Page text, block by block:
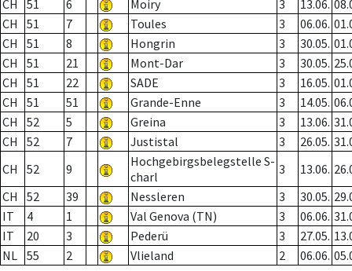
CH 51 6 Moiry 3 13.06.
CH
51 7 Toules 3 06.06.
CH
51 8 Hongrin 3 30.05.
CH
51 21 Mont-Dar 3 30.05.
CH
51 22 SADE 3 16.05.
CH
51 51 Grande-Enne 3 14.05.
CH
52 5 Greina 3 13.06.
CH
52 7 Justistal 3 26.05.
CH
52 9
Hochgebirgsbelegstelle S-
charl
3 13.06.
CH
52 39 Nessleren 3 30.05.
IT
4 1 Val Genova (TN) 3 06.06.
IT
20 3 Pederü 3 27.05.
NL 55 2 Vlieland 2 06.06.